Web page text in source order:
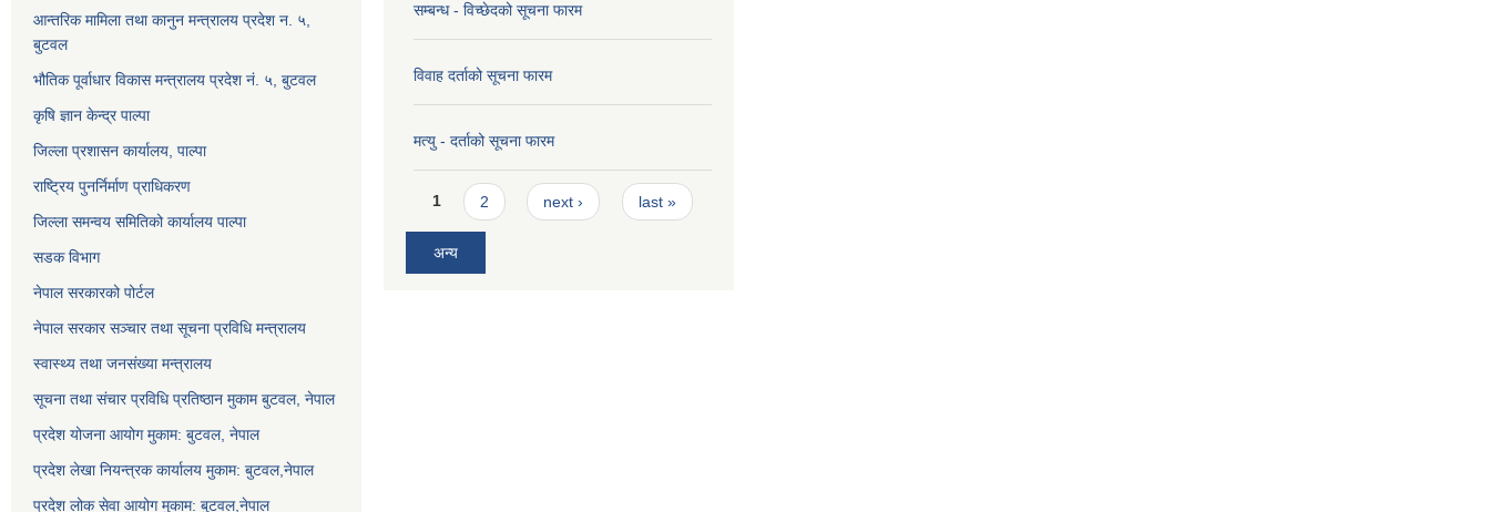
आन्तरिक मामिला तथा कानुन मन्त्रालय प्रदेश न. ५,
बुटवल
भौतिक पूर्वाधार विकास मन्त्रालय प्रदेश नं. ५, बुटवल
कृषि ज्ञान केन्द्र पाल्पा
जिल्ला प्रशासन कार्यालय, पाल्पा
राष्ट्रिय पुनर्निर्माण प्राधिकरण
जिल्ला समन्वय समितिको कार्यालय पाल्पा
सडक विभाग
नेपाल सरकारको पोर्टल
नेपाल सरकार सञ्‍चार तथा सूचना प्रविधि मन्त्रालय
स्वास्थ्य तथा जनसंख्या मन्त्रालय
सूचना तथा संचार प्रविधि प्रतिष्ठान मुकाम बुटवल, नेपाल
प्रदेश योजना आयोग मुकाम: बुटवल, नेपाल
प्रदेश लेखा नियन्त्रक कार्यालय मुकाम: बुटवल,नेपाल
प्रदेश लोक सेवा आयोग मुकाम: बुटवल,नेपाल
सम्बन्ध - विच्छेदको सूचना फारम
विवाह दर्ताको सूचना फारम
मत्यु - दर्ताको सूचना फारम
Pages
1 2 next › last »
अन्य